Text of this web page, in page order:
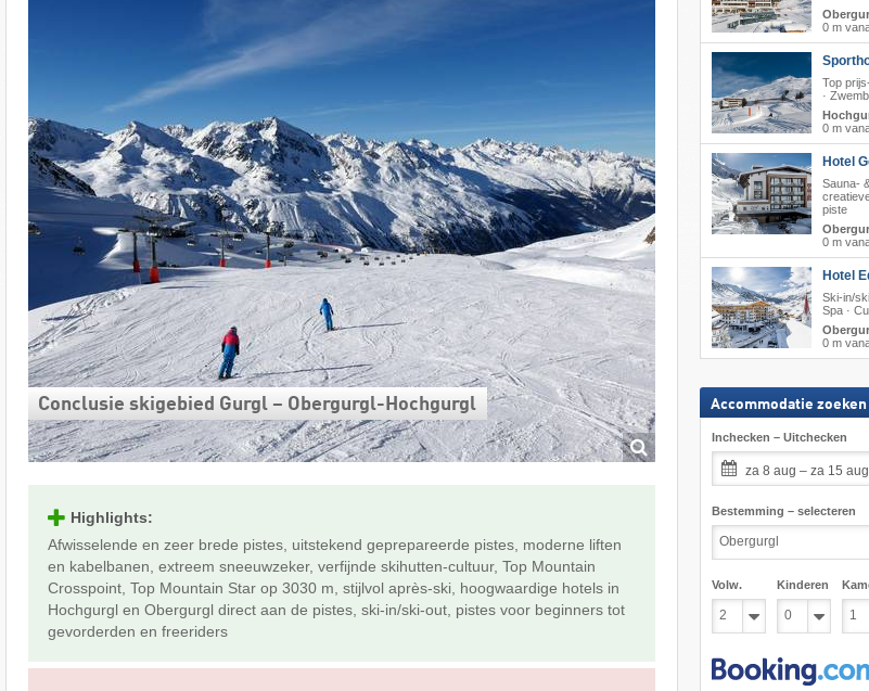
Conclusie skigebied Gurgl – Obergurgl-Hochgurgl
Highlights:
Afwisselende en zeer brede pistes, uitstekend geprepareerde pistes, moderne liften
en kabelbanen, extreem sneeuwzeker, verfijnde skihutten-cultuur, Top Mountain
Crosspoint, Top Mountain Star op 3030 m, stijlvol après-ski, hoogwaardige hotels in
Hochgurgl en Obergurgl direct aan de pistes, ski-in/ski-out, pistes voor beginners tot
gevorderden en freeriders
0 m
Top
·
0 m
Hotel
Sauna-
piste
0 m
Hotel
Ski-in/
Spa ·
0 m
Accommodatie zoeken
Inchecken – Uitchecken
za 8 aug – za 15 aug
Bestemming – selecteren
Volw. Kinderen